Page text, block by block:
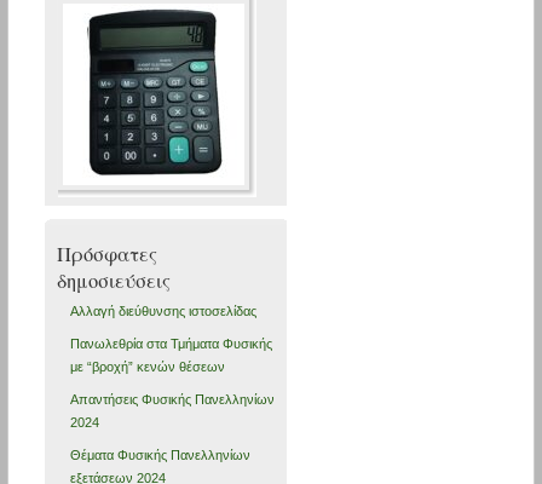
Πρόσφατες
δημοσιεύσεις
Αλλαγή διεύθυνσης ιστοσελίδας
Πανωλεθρία στα Τμήματα Φυσικής
με “βροχή” κενών θέσεων
Απαντήσεις Φυσικής Πανελληνίων
2024
Θέματα Φυσικής Πανελληνίων
εξετάσεων 2024